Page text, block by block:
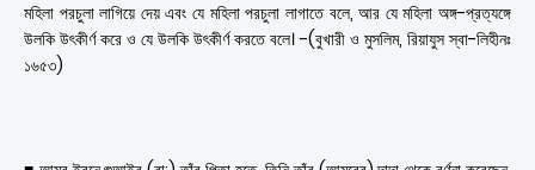
মহিলা পরচুলা লাগিয়ে দেয় এবং যে মহিলা পরচুলা লাগাতে বলে, আর যে মহিলা অঙ্গ-প্রত্যঙ্গে
উলকি উৎকীর্ণ করে ও যে উলকি উৎকীর্ণ করতে বলে। -(বুখারী ও মুসলিম, রিয়াযুস স্বা-লিহীনঃ
১৬৫৩)